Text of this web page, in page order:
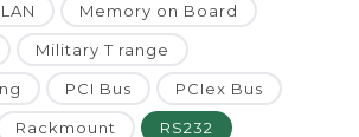
LAN Memory on Board
Military T range
PCI Bus PCIex Bus
Rackmount RS232